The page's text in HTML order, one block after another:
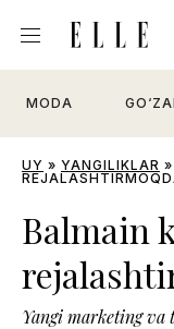
MODA
UY » YANGILIKLAR »
Balmain
Yangi marketing va